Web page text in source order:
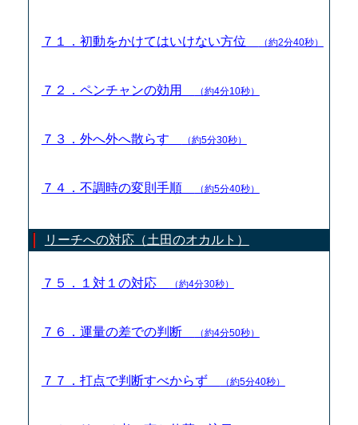
７１．初動をかけてはいけない方位 （約2分40秒）
７２．ペンチャンの効用 （約4分10秒）
７３．外へ外へ散らす （約5分30秒）
７４．不調時の変則手順 （約5分40秒）
リーチへの対応（土田のオカルト）
７５．１対１の対応 （約4分30秒）
７６．運量の差での判断 （約4分50秒）
７７．打点で判断すべからず （約5分40秒）